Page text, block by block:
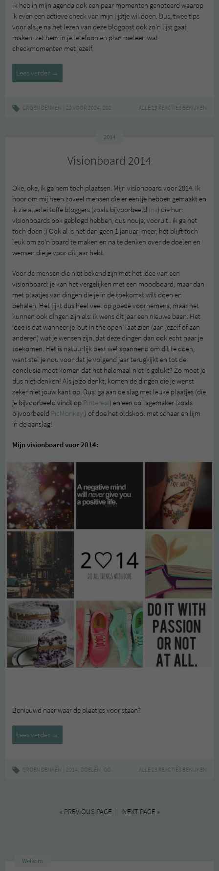
Ik heb in mijn agenda ook een paar momenten genoteerd waarop
ik even een actieve check van mijn lijstje wil doen. Dus, twee tips
voor als je na het lezen van deze blogpost ook zo’n lijst gaat
maken: zet hem in je telefoon en plan meteen wat
checkmomenten met jezelf.
Lees verder Mijn
24
2024
→
GROEN DENKEN 20 VOOR 2024, 2024 DROMEN ,PLANNEN,VOORNEMENS,
ALLE 19 REACTIES BEKIJKEN
2014
Visionboard 2014
Oke, oke, ik ga hem toch plaatsen. Mijn visionboard voor 2014. Ik
hoor om mij heen zoveel mensen die er eentje hebben gemaakt en
ik zie allerlei toffe bloggers (zoals bijvoorbeeld Iris) die hun
visionboards ook geblogd hebben, dus nouja, vooruit.. ik ga het
toch doen ;) Ook al is het dan geen 1 januari meer, het blijft toch
leuk om zo’n board te maken en na te denken over de doelen en
wensen die je voor dit jaar hebt.
Voor de mensen die niet bekend zijn met het idee van een
visionboard: je kan het vergelijken met een moodboard, maar dan
met plaatjes van dingen die je in de toekomst wilt doen en
behalen. Het lijkt dus heel veel op goede voornemens, maar het
kunnen ook dingen zijn als: ik wens dit jaar een nieuwe baan. Het
idee is dat wanneer je ‘out in the open’ laat zien (aan jezelf of aan
anderen) wat je wensen zijn, dat deze dingen dan ook echt naar je
toekomen. Het is natuurlijk best wel spannend om dit te doen,
want stel je nou voor dat je volgend jaar terugkijkt en tot de
conclusie moet komen dat het helemaal niet is gelukt? Zo moet je
dus niet denken! Als je zo denkt, komen de dingen die je wenst
zeker niet jouw kant op. Dus: ga aan de slag met leuke plaatjes (die
je bijvoorbeeld vindt op Pinterest) en een collagemaker (zoals
bijvoorbeeld PicMonkey,) of doe het oldskool met schaar en lijm
in de aanslag!
Mijn visionboard voor 2014:
Benieuwd naar waar de plaatjes voor staan?
Lees verder Visionboard
2014
→
GROEN DENKEN 2014, DOELEN, GOEDE VOORNEMENS , VISIONBOARD,WENSEN
ALLE 23 REACTIES BEKIJKEN
« PREVIOUS PAGE | NEXT PAGE »
Welkom